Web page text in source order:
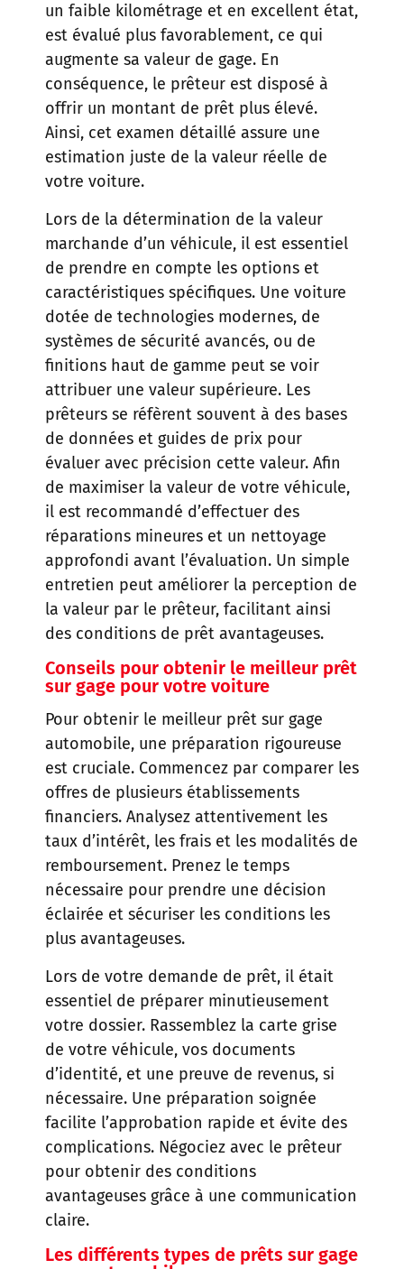
un faible kilométrage et en excellent état,
est évalué plus favorablement, ce qui
augmente sa valeur de gage. En
conséquence, le prêteur est disposé à
offrir un montant de prêt plus élevé.
Ainsi, cet examen détaillé assure une
estimation juste de la valeur réelle de
votre voiture.
Lors de la détermination de la valeur
marchande d’un véhicule, il est essentiel
de prendre en compte les options et
caractéristiques spécifiques. Une voiture
dotée de technologies modernes, de
systèmes de sécurité avancés, ou de
finitions haut de gamme peut se voir
attribuer une valeur supérieure. Les
prêteurs se réfèrent souvent à des bases
de données et guides de prix pour
évaluer avec précision cette valeur. Afin
de maximiser la valeur de votre véhicule,
il est recommandé d’effectuer des
réparations mineures et un nettoyage
approfondi avant l’évaluation. Un simple
entretien peut améliorer la perception de
la valeur par le prêteur, facilitant ainsi
des conditions de prêt avantageuses.
Conseils pour obtenir le meilleur prêt
sur gage pour votre voiture
Pour obtenir le meilleur prêt sur gage
automobile, une préparation rigoureuse
est cruciale. Commencez par comparer les
offres de plusieurs établissements
financiers. Analysez attentivement les
taux d’intérêt, les frais et les modalités de
remboursement. Prenez le temps
nécessaire pour prendre une décision
éclairée et sécuriser les conditions les
plus avantageuses.
Lors de votre demande de prêt, il était
essentiel de préparer minutieusement
votre dossier. Rassemblez la carte grise
de votre véhicule, vos documents
d’identité, et une preuve de revenus, si
nécessaire. Une préparation soignée
facilite l’approbation rapide et évite des
complications. Négociez avec le prêteur
pour obtenir des conditions
avantageuses grâce à une communication
claire.
Les différents types de prêts sur gage